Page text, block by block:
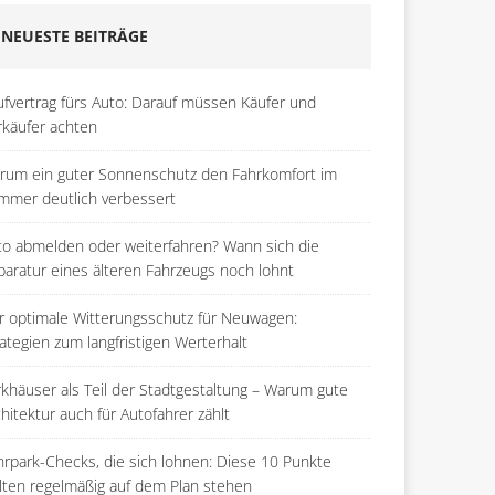
NEUESTE BEITRÄGE
fürs Auto: Darauf müssen Käufer und
achten
ein guter Sonnenschutz den Fahrkomfort im
deutlich verbessert
abmelden oder weiterfahren? Wann sich die
eines älteren Fahrzeugs noch lohnt
optimale Witterungsschutz für Neuwagen:
zum langfristigen Werterhalt
als Teil der Stadtgestaltung – Warum gute
auch für Autofahrer zählt
Checks, die sich lohnen: Diese 10 Punkte
regelmäßig auf dem Plan stehen